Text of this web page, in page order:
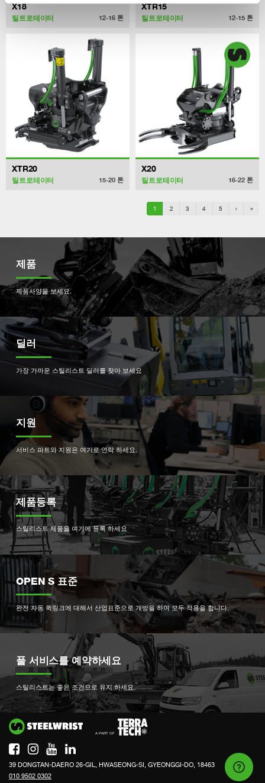
X18
틸트로테이터 12-16 톤
XTR15
틸트로테이터 12-15 톤
XTR20
틸트로테이터 15-20 톤
X20
틸트로테이터 16-22 톤
1 2 3 4 5 › »
제품
제품사양을 보세요.
딜러
가장 가까운 스틸리스트 딜러를 찾아 보세요
지원
서비스 파트와 지원은 여기로 연락 하세요.
제품등록
스틸리스트 제품을 여기에 등록 하세요
OPEN S 표준
완전 자동 퀵링크에 대해서 산업표준으로 개방을 하여 모두 적용을 합니다.
풀 서비스를 예약하세요
스틸리스트는 좋은 조건으로 유지 하세요.
39 DONGTAN-DAERO 26-GIL, HWASEONG-SI, GYEONGGI-DO, 18463
010 9502 0302